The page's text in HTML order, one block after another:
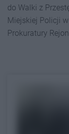
do Walki z
Miejskiej Policji
Prokuratury